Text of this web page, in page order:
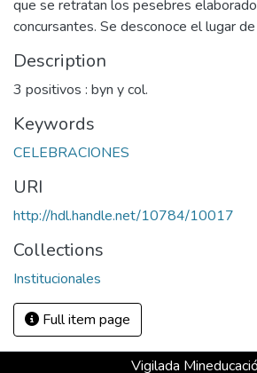
que se retratan los pesebres
concursantes. Se desconoce el lugar
Description
3 positivos : byn y col.
Keywords
CELEBRACIONES
URI
http://hdl.handle.net/10784/10017
Collections
Institucionales
Full item page
Vigilada